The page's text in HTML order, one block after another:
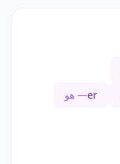
er— هو